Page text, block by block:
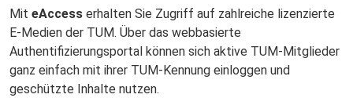
Mit eAccess erhalten Sie Zugriff auf zahlreiche lizenzierte
E-Medien der TUM. Über das webbasierte
Authentifizierungsportal können sich aktive TUM-Mitglieder
ganz einfach mit ihrer TUM-Kennung einloggen und
geschützte Inhalte nutzen.